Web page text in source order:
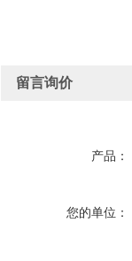
留言询价
产品：
您的单位：